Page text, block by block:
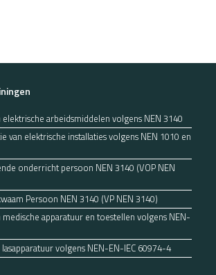
arbeidsmiddelen volgens NEN 3140
van elektrische installaties volgens NEN 1010 en
onderricht persoon NEN 3140 (VOP NEN
Persoon NEN 3140 (VP NEN 3140)
apparatuur en toestellen volgens NEN-
volgens NEN-EN-IEC 60974-4